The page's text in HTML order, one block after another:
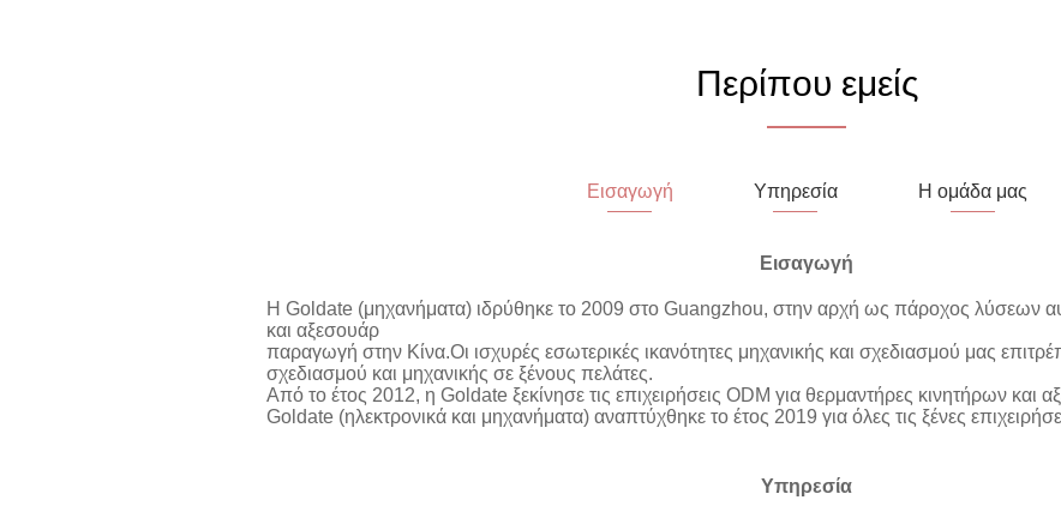
Περίπου εμείς
Εισαγωγή Υπηρεσία Η ομάδα μας
Εισαγωγή
Η Goldate (μηχανήματα) ιδρύθηκε το 2009 στο Guangzhou, στην αρχή ως πάροχος λύσεων
και αξεσουάρ
παραγωγή στην Κίνα.Οι ισχυρές εσωτερικές ικανότητες μηχανικής και σχεδιασμού μας
σχεδιασμού και μηχανικής σε ξένους πελάτες.
Από το έτος 2012, η Goldate ξεκίνησε τις επιχειρήσεις ODM για θερμαντήρες κινητήρων και
Goldate (ηλεκτρονικά και μηχανήματα) αναπτύχθηκε το έτος 2019 για όλες τις ξένες
Υπηρεσία